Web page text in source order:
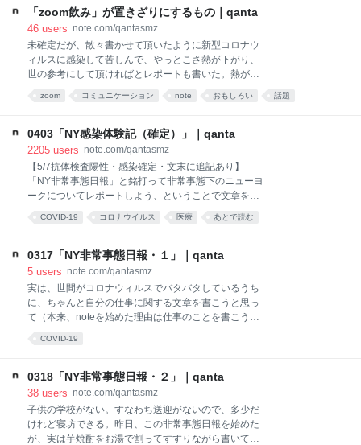
った給料（8万円くらい）で暮らしていました。 そも
そも高校に行くのも反対されていたの
る。どうせ、この記事の一番上にも「新型コロナウイ
ルスに関係する内容の可能性がある記事です。」の注
意書きが自動表示されるのだろう。 BASSDRUMで一
緒に活動しているsiroの松山さんを通して、この「み
んマスファクトリー」プロジェクトについて何か書く
催されているのも以前、自分が主催するイベントにご
ーの矢野大輔さんだ。 マスク不足が話題になる（い
や、楽天で買えるぞ！ みたいな話もある。ニューヨー
ク
「zoom飲み」が置きざりにするもの｜qanta
46 users note.com/qantasmz
未確定だが、散々書かせて頂いたように新型コロナウ
ィルスに感染して苦しんで、やっとこさ熱が下がり、
世の参考にして頂ければとレポートも書いた。熱が下
クで愚直に仕事をする生活も２週間となった（この２
非常に効果が上がったのでそれはまたすぐに別途書け
れば良いと思う）。 で、徐々に療養モードからも脱却
し、遅ればせながらついに「アレ」をやる機会が訪れ
てしまった。寝込んで回復して社会復帰したら結構市
民権を得てしまっていた「アレ」。すなわち「zoom飲
たので、徐々に「zoom飲み」が浸透していく感じはリ
「いいっすねー」と言えない自分がいた。人が「zoom
飲みしたよ！」なんて言ってスクリーンショットや、
たぶん結構、部屋
zoom コミュニケーション note おもしろい 話題
0403「NY感染体験記（確定）」｜qanta
2205 users note.com/qantasmz
【5/7抗体検査陽性・感染確定・文末に追記あり】
「NY非常事態日報」と銘打って非常事態下のニューヨ
ークについてレポートしよう、ということで文章を書
いていたのが３月17日から19日までの３日間。無観客
開催となった大相撲春場所も後半に差し掛かる頃だっ
おらず、しかし数日中にそういう状態になるだろうと
言われているくらいのタイミングだった。 3/19時点で
のニューヨーク市（州ではなく、市）の感染者数は
1,871名。学校はすべて休校になっていたが、完全な
リモート授業はこの段階では始まっていなかった。日
そんな非常事態を目の当たりにして、「これは書かな
それから約２週間経過しつつあるいま、ニューヨーク
の街は歴史上類を見ない封鎖状態となり（厳密には完
全には封鎖にはな
COVID-19 コロナウイルス 医療 あとで読む
0317「NY非常事態日報・１」｜qanta
5 users note.com/qantasmz
実は、世間がコロナウィルスでバタバタしているうち
に、ちゃんと自分の仕事に関する文章を書こうと思っ
て（本来、noteを始めた理由は仕事のことを書こうと
とになってきた。日本もわりとえらいことになってい
るのだけど、ニューヨークも負けず劣らずえらいこと
になっている。 ２ヶ月前に「NY子育て日報」という
連載をここでやっていて、いろんな方にお読み頂いた
のだが、それを書いていたのがちょうど大相撲初場所
COVID-19
0318「NY非常事態日報・２」｜qanta
38 users note.com/qantasmz
子供の学校がない。すなわち送迎がないので、多少だ
けれど寝坊できる。昨日、この非常事態日報を始めた
が、実は芋焼酎をお湯で割ってすすりながら書いて、